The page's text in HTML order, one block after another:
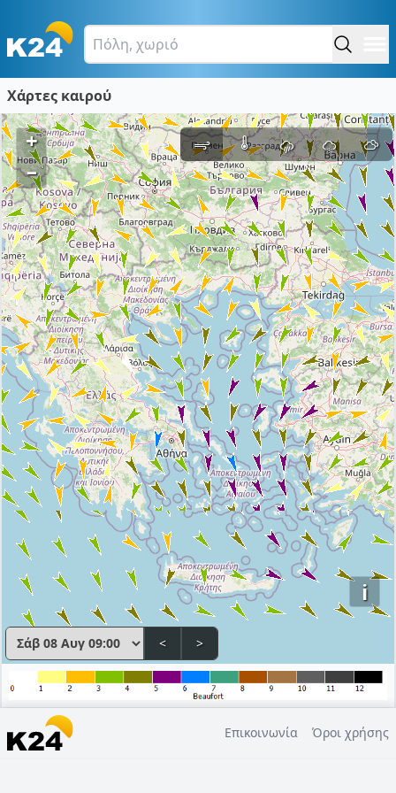
Χάρτες καιρού
i
+
–
< >
Επικοινωνία Όροι χρήσης